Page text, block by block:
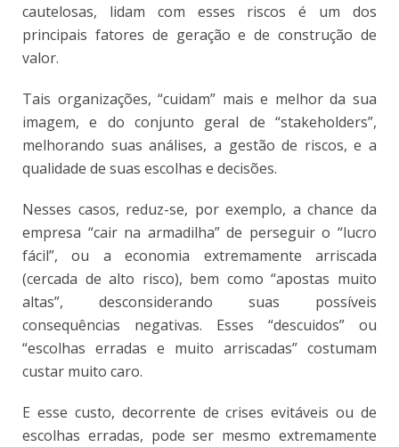
cautelosas, lidam com esses riscos é um dos
principais fatores de geração e de construção de
valor.
Tais organizações, “cuidam” mais e melhor da sua
imagem, e do conjunto geral de “stakeholders”,
melhorando suas análises, a gestão de riscos, e a
qualidade de suas escolhas e decisões.
Nesses casos, reduz-se, por exemplo, a chance da
empresa “cair na armadilha” de perseguir o “lucro
fácil”, ou a economia extremamente arriscada
(cercada de alto risco), bem como “apostas muito
altas”, desconsiderando suas possíveis
consequências negativas. Esses “descuidos” ou
“escolhas erradas e muito arriscadas” costumam
custar muito caro.
E esse custo, decorrente de crises evitáveis ou de
escolhas erradas, pode ser mesmo extremamente